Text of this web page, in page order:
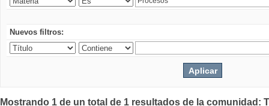
Nuevos filtros:
Mostrando 1 de un total de 1 resultados de la comunidad: